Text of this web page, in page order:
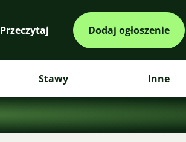
Przeczytaj Dodaj ogłoszenie
Stawy Inne